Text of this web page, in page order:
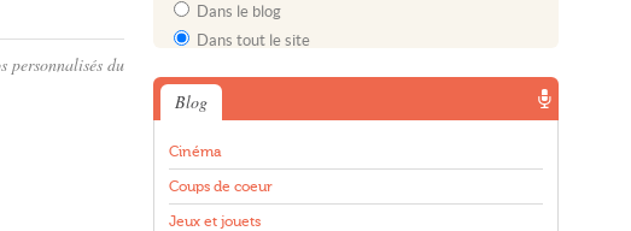
personnalisés du
Dans le blog
Dans tout le site
Blog
Cinéma
Coups de coeur
Jeux et jouets